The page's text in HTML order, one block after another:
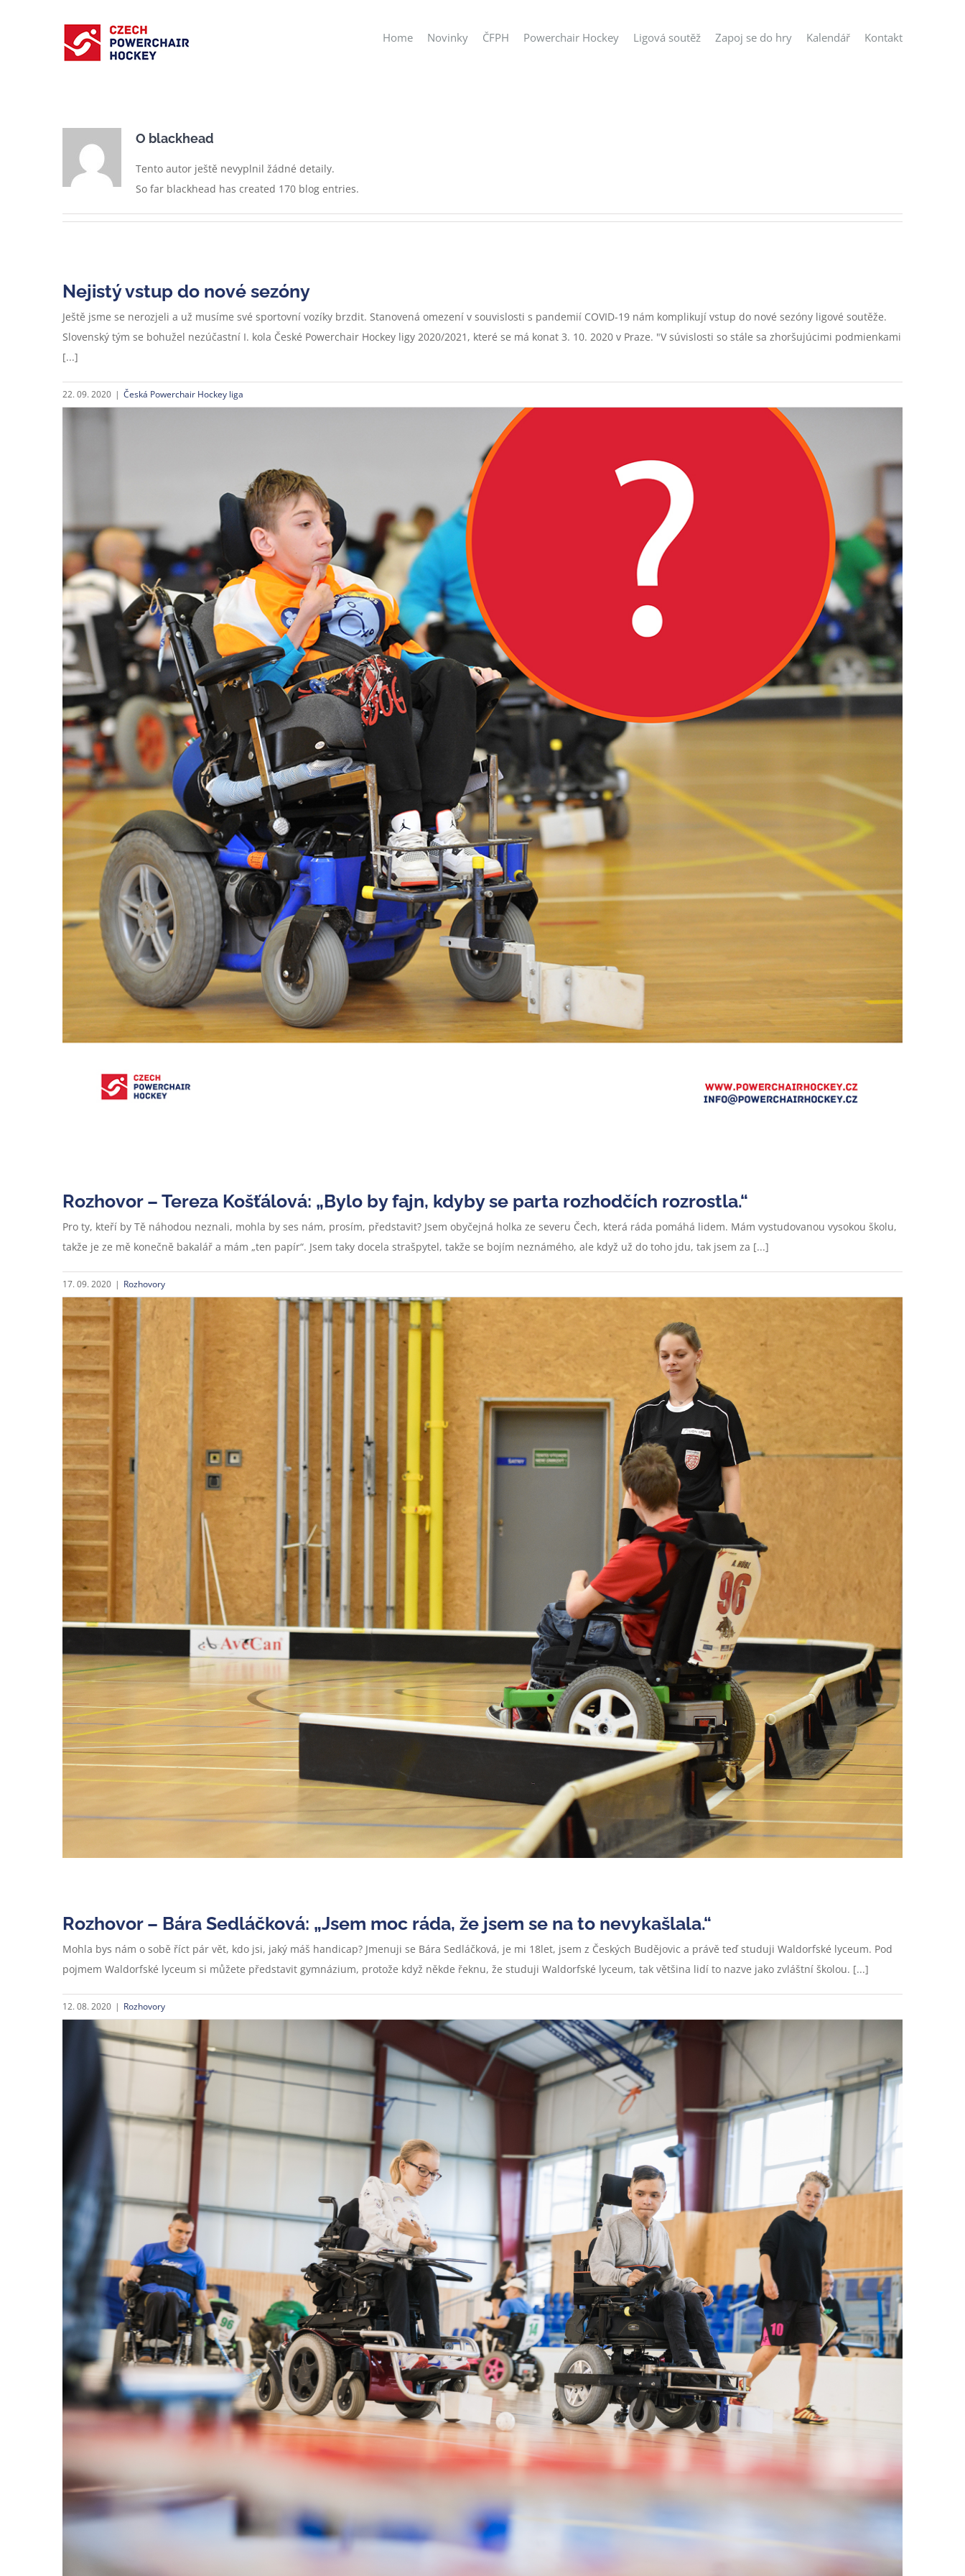
Home Novinky ČFPH Powerchair Hockey Ligová soutěž Zapoj se do hry Kalendář Kontakt
O blackhead
Tento autor ještě nevyplnil žádné detaily.
So far blackhead has created 170 blog entries.
Nejistý vstup do nové sezóny
Ještě jsme se nerozjeli a už musíme své sportovní vozíky brzdit. Stanovená omezení v souvislosti s pandemií COVID-19 nám komplikují vstup do nové sezóny ligové soutěže.
Slovenský tým se bohužel nezúčastní I. kola České Powerchair Hockey ligy 2020/2021, které se má konat 3. 10. 2020 v Praze. "V súvislosti so stále sa zhoršujúcimi podmienkami
[...]
22. 09. 2020 | Česká Powerchair Hockey liga
Rozhovor – Tereza Košťálová: „Bylo by fajn, kdyby se parta rozhodčích rozrostla.“
Pro ty, kteří by Tě náhodou neznali, mohla by ses nám, prosím, představit? Jsem obyčejná holka ze severu Čech, která ráda pomáhá lidem. Mám vystudovanou vysokou školu,
takže je ze mě konečně bakalář a mám „ten papír“. Jsem taky docela strašpytel, takže se bojím neznámého, ale když už do toho jdu, tak jsem za [...]
17. 09. 2020 | Rozhovory
Rozhovor – Bára Sedláčková: „Jsem moc ráda, že jsem se na to nevykašlala.“
Mohla bys nám o sobě říct pár vět, kdo jsi, jaký máš handicap? Jmenuji se Bára Sedláčková, je mi 18let, jsem z Českých Budějovic a právě teď studuji Waldorfské lyceum. Pod
pojmem Waldorfské lyceum si můžete představit gymnázium, protože když někde řeknu, že studuji Waldorfské lyceum, tak většina lidí to nazve jako zvláštní školou. [...]
12. 08. 2020 | Rozhovory